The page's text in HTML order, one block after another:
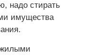
надо стирать
имущества